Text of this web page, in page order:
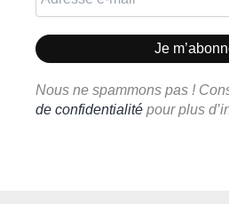
Nous ne spammons pas !
de confidentialité pour plus